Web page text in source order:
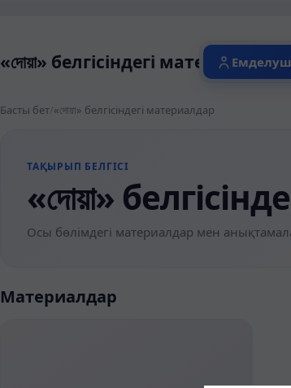
«দোয়া» белгісіндегі материалдар
Басты бет/«দোয়া» белгісіндегі материалдар
ТАҚЫРЫП БЕЛГІСІ
«দোয়া»
Осы бөлімдегі материалдар мен
Материалдар